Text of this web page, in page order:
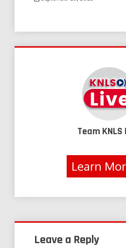
Team KNLS
Learn
Leave a Reply